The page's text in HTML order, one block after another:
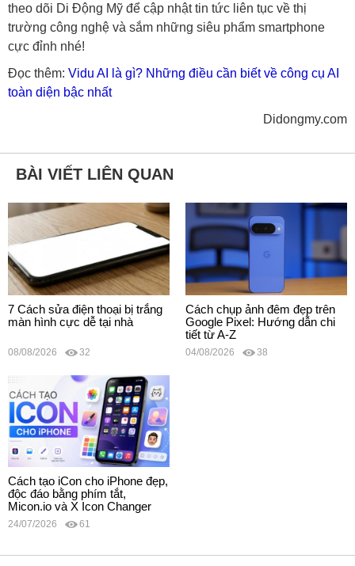
theo dõi Di Động Mỹ để cập nhật tin tức liên tục về thị
trường công nghệ và sắm những siêu phẩm smartphone
cực đỉnh nhé!
Đọc thêm: Vidu AI là gì? Những điều cần biết về công cụ AI
toàn diện bậc nhất
Didongmy.com
BÀI VIẾT LIÊN QUAN
7 Cách sửa điện thoại bị trắng
màn hình cực dễ tại nhà
08/08/2026 32
Cách chụp ảnh đêm đẹp trên
Google Pixel: Hướng dẫn chi
tiết từ A-Z
04/08/2026 38
Cách tạo iCon cho iPhone đẹp,
độc đáo bằng phím tắt,
Micon.io và X Icon Changer
24/07/2026 61